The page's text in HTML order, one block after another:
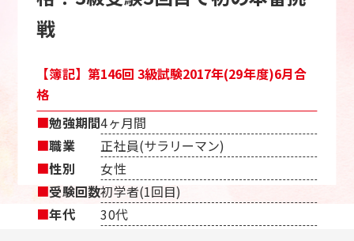
戦
【簿記】第146回 3級試験2017年(29年度)6月合
格
■勉強期間4ヶ月間
■職業
正社員(サラリーマン)
■性別
女性
■受験回数初学者(1回目)
■年代 30代